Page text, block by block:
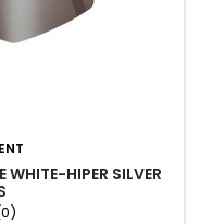
WHITE-HIPER SILVER